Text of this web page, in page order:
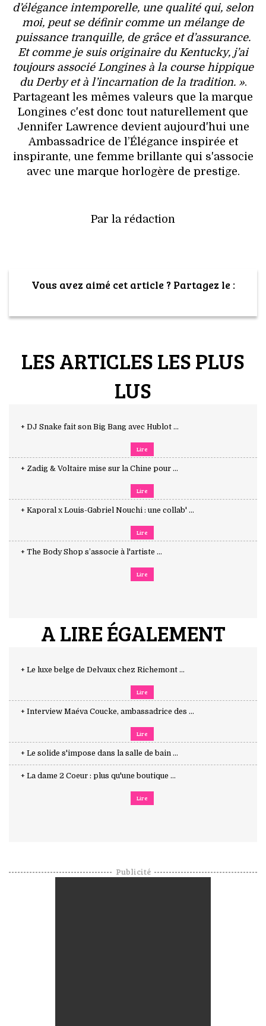
d’élégance intemporelle, une qualité qui, selon
moi, peut se définir comme un mélange de
puissance tranquille, de grâce et d’assurance.
Et comme je suis originaire du Kentucky, j’ai
toujours associé Longines à la course hippique
du Derby et à l’incarnation de la tradition. ».
Partageant les mêmes valeurs que la marque
Longines c'est donc tout naturellement que
Jennifer Lawrence devient aujourd'hui une
Ambassadrice de l’Élégance inspirée et
inspirante, une femme brillante qui s'associe
avec une marque horlogère de prestige.
Par la rédaction
Vous avez aimé cet article ? Partagez le :
LES ARTICLES LES PLUS
LUS
+ DJ Snake fait son Big Bang avec Hublot ...
Lire
+ Zadig & Voltaire mise sur la Chine pour ...
Lire
+ Kaporal x Louis-Gabriel Nouchi : une collab' ...
Lire
+ The Body Shop s’associe à l'artiste ...
Lire
A LIRE ÉGALEMENT
+ Le luxe belge de Delvaux chez Richemont ...
Lire
+ Interview Maéva Coucke, ambassadrice des ...
Lire
+ Le solide s'impose dans la salle de bain ...
+ La dame 2 Coeur : plus qu'une boutique ...
Lire
Publicité